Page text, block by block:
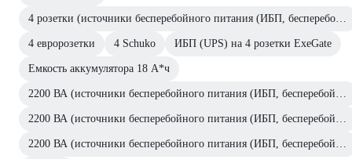
4 евророзетки 4 Schuko ИБП (UPS) на 4 розетки ExeGate
Емкость аккумулятора 18 А*ч